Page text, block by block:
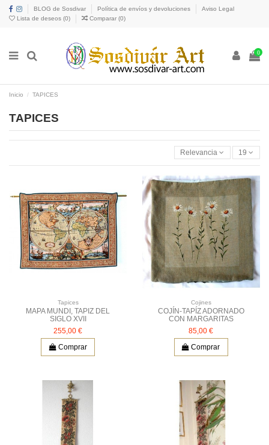
BLOG de Sosdivar Política de envíos y devoluciones
Aviso Legal
Lista de deseos (0) Comparar (0)
0
Inicio TAPICES
TAPICES
Relevancia 19
Tapices
MAPA MUNDI, TAPIZ DEL
SIGLO XVII
255,00 €
Comprar
Cojines
COJÍN-TAPÍZ ADORNADO
CON MARGARITAS
85,00 €
Comprar